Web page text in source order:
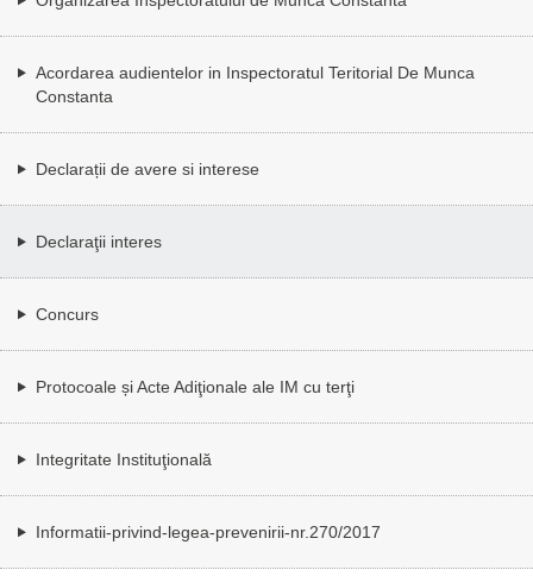
Acordarea audientelor in Inspectoratul Teritorial De Munca
Constanta
Declarații de avere si interese
Declaraţii interes
Concurs
Protocoale și Acte Adiţionale ale IM cu terţi
Integritate Instituţională
Informatii-privind-legea-prevenirii-nr.270/2017